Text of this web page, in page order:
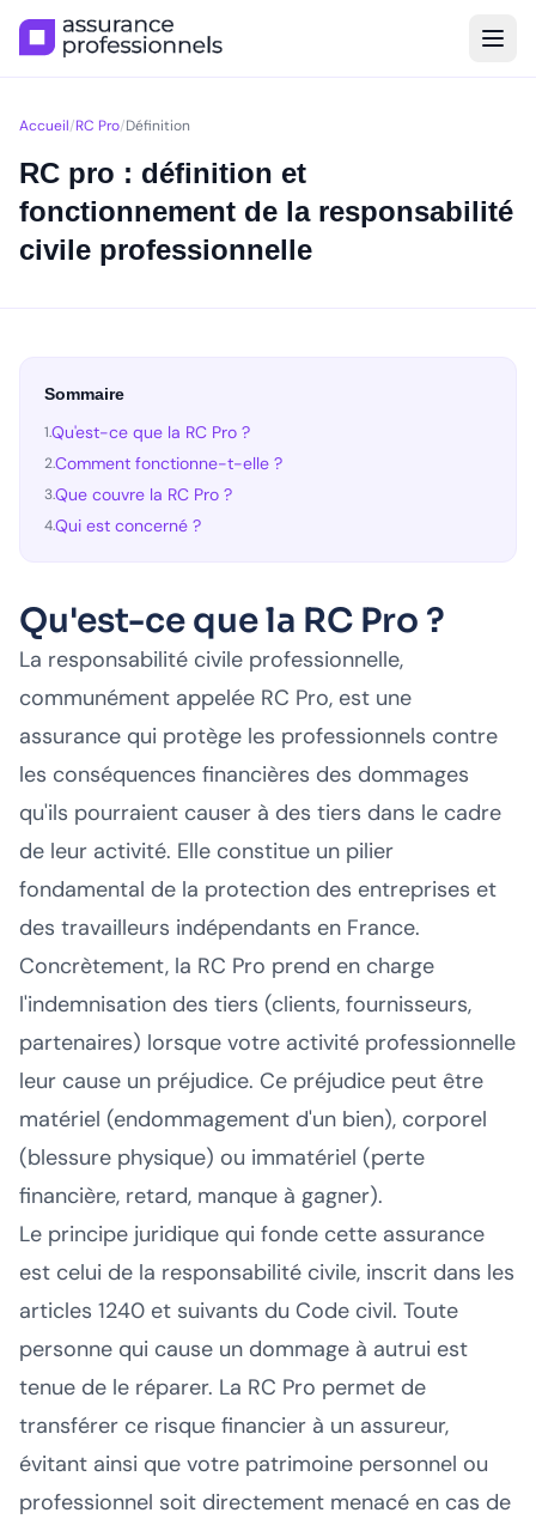
Accueil/RC Pro/Définition
RC pro : définition et
fonctionnement de la responsabilité
civile professionnelle
Sommaire
1.Qu'est-ce que la RC Pro ?
2.Comment fonctionne-t-elle ?
3.Que couvre la RC Pro ?
4.Qui est concerné ?
Qu'est-ce que la RC Pro ?
La responsabilité civile professionnelle,
communément appelée RC Pro, est une
assurance qui protège les professionnels contre
les conséquences financières des dommages
qu'ils pourraient causer à des tiers dans le cadre
de leur activité. Elle constitue un pilier
fondamental de la protection des entreprises et
des travailleurs indépendants en France.
Concrètement, la RC Pro prend en charge
l'indemnisation des tiers (clients, fournisseurs,
partenaires) lorsque votre activité professionnelle
leur cause un préjudice. Ce préjudice peut être
matériel (endommagement d'un bien), corporel
(blessure physique) ou immatériel (perte
financière, retard, manque à gagner).
Le principe juridique qui fonde cette assurance
est celui de la responsabilité civile, inscrit dans les
articles 1240 et suivants du Code civil. Toute
personne qui cause un dommage à autrui est
tenue de le réparer. La RC Pro permet de
transférer ce risque financier à un assureur,
évitant ainsi que votre patrimoine personnel ou
professionnel soit directement menacé en cas de